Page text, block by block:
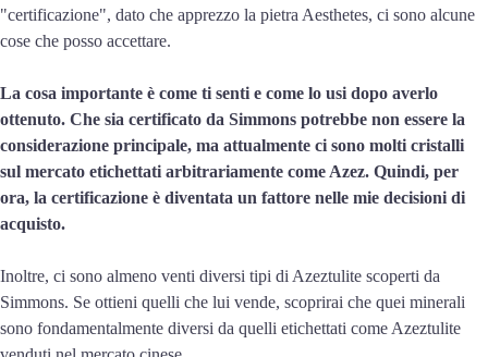
"certificazione", dato che apprezzo la pietra Aesthetes, ci sono alcune
cose che posso accettare.
La cosa importante è come ti senti e come lo usi dopo averlo
ottenuto. Che sia certificato da Simmons potrebbe non essere la
considerazione principale, ma attualmente ci sono molti cristalli
sul mercato etichettati arbitrariamente come Azez. Quindi, per
ora, la certificazione è diventata un fattore nelle mie decisioni di
acquisto.
Inoltre, ci sono almeno venti diversi tipi di Azeztulite scoperti da
Simmons. Se ottieni quelli che lui vende, scoprirai che quei minerali
sono fondamentalmente diversi da quelli etichettati come Azeztulite